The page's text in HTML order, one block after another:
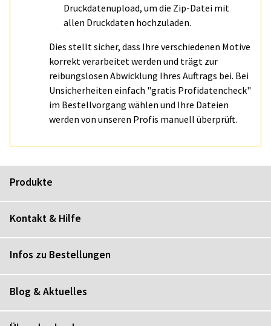
Druckdatenupload, um die Zip-Datei mit
allen Druckdaten hochzuladen.
Dies stellt sicher, dass Ihre verschiedenen Motive
korrekt verarbeitet werden und trägt zur
reibungslosen Abwicklung Ihres Auftrags bei. Bei
Unsicherheiten einfach "gratis Profidatencheck"
im Bestellvorgang wählen und Ihre Dateien
werden von unseren Profis manuell überprüft.
Produkte
Kontakt & Hilfe
Infos zu Bestellungen
Blog & Aktuelles